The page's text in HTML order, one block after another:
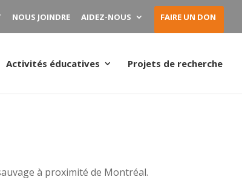
NOUS JOINDRE AIDEZ-NOUS FAIRE UN DON
Activités éducatives Projets de recherche
à proximité de Montréal.